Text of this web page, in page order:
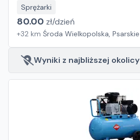
Sprężarki
80.00 zł/dzień
+32 km Środa Wielkopolska, Psarskie
Wyniki z najbliższej okolicy